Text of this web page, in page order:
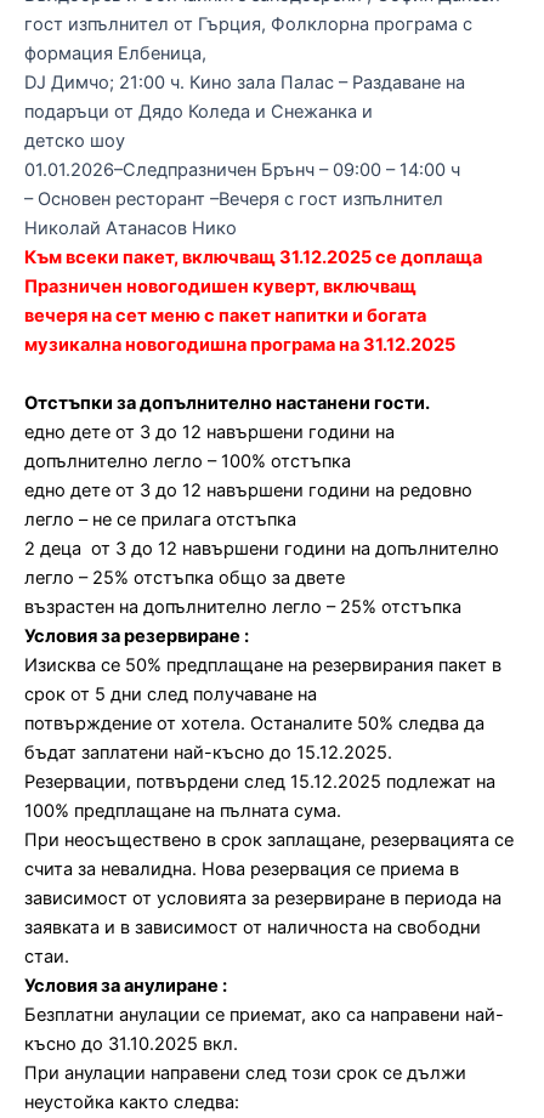
гост изпълнител от Гърция, Фолклорна програма с
формация Елбеница,
DJ Димчо; 21:00 ч. Кино зала Палас – Раздаване на
подаръци от Дядо Коледа и Снежанка и
детско шоу
01.01.2026–Следпразничен Брънч – 09:00 – 14:00 ч
– Основен ресторант –Вечеря с гост изпълнител
Николай Атанасов Нико
Към всеки пакет, включващ 31.12.2025 се доплаща
Празничен новогодишен куверт, включващ
вечеря на сет меню с пакет напитки и богата
музикална новогодишна програма на 31.12.2025
Отстъпки за допълнително настанени гости.
едно дете от 3 до 12 навършени години на
допълнително легло – 100% отстъпка
едно дете от 3 до 12 навършени години на редовно
легло – не се прилага отстъпка
2 деца от 3 до 12 навършени години на допълнително
легло – 25% отстъпка общо за двете
възрастен на допълнително легло – 25% отстъпка
Условия за резервиране :
Изисква се 50% предплащане на резервирания пакет в
срок от 5 дни след получаване на
потвърждение от хотела. Останалите 50% следва да
бъдат заплатени най-късно до 15.12.2025.
Резервации, потвърдени след 15.12.2025 подлежат на
100% предплащане на пълната сума.
При неосъществено в срок заплащане, резервацията се
счита за невалидна. Нова резервация се приема в
зависимост от условията за резервиране в периода на
заявката и в зависимост от наличноста на свободни
стаи.
Условия за анулиране :
Безплатни анулации се приемат, ако са направени най-
късно до 31.10.2025 вкл.
При анулации направени след този срок се дължи
неустойка както следва: